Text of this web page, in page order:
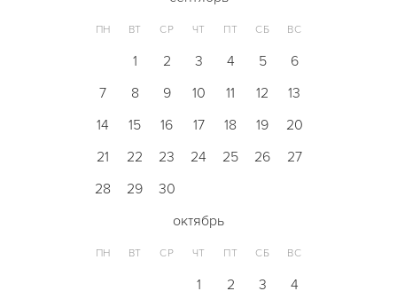
ПН ВТ СР ЧТ ПТ СБ ВС
1 2 3 4 5
6
7
8 9 10 11 12
13
14
15 16 17 18 19
20
21
22 23 24 25 26
27
28
29
30
октябрь
ПН ВТ СР ЧТ ПТ СБ ВС
1 2 3
4